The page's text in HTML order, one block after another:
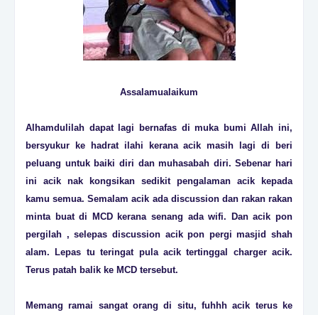
Assalamualaikum
Alhamdulilah dapat lagi bernafas di muka bumi Allah ini,
bersyukur ke hadrat ilahi kerana acik masih lagi di beri
peluang untuk baiki diri dan muhasabah diri. Sebenar hari
ini acik nak kongsikan sedikit pengalaman acik kepada
kamu semua. Semalam acik ada discussion dan rakan rakan
minta buat di MCD kerana senang ada wifi. Dan acik pon
pergilah , selepas discussion acik pon pergi masjid shah
alam. Lepas tu teringat pula acik tertinggal charger acik.
Terus patah balik ke MCD tersebut.
Memang ramai sangat orang di situ, fuhhh acik terus ke